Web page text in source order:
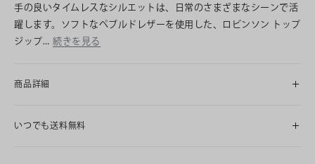
手の良いタイムレスなシルエットは、日常のさまざまなシーンで活
躍します。ソフトなペブルドレザーを使用した、ロビンソン トップ
ジップ… 続きを見る
商品詳細
いつでも送料無料